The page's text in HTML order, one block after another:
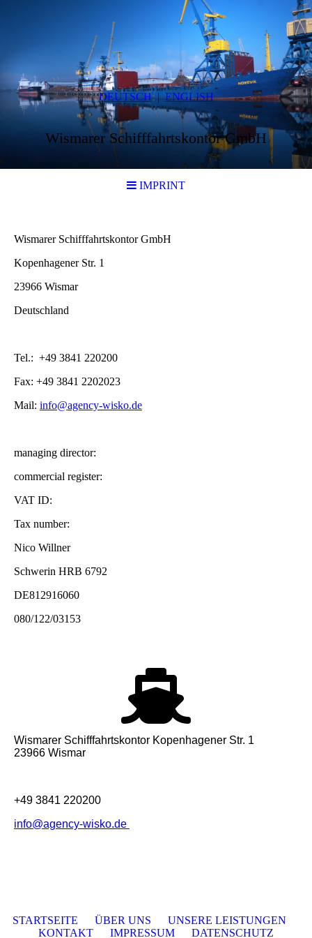
DEUTSCH ENGLISH
Wismarer Schifffahrtskontor GmbH
IMPRINT
Wismarer Schifffahrtskontor GmbH
Kopenhagener Str. 1
23966 Wismar
Deutschland
Tel.: +49 3841 220200
Fax: +49 3841 2202023
Mail: info@agency-wisko.de
managing director:
commercial register:
VAT ID:
Tax number:
Nico Willner
Schwerin HRB 6792
DE812916060
080/122/03153
Wismarer Schifffahrtskontor Kopenhagener Str. 1
23966 Wismar
+49 3841 220200
info@agency-wisko.de
STARTSEITE ÜBER UNS
UNSERE LEISTUNGEN
KONTAKT
IMPRESSUM DATENSCHUTZ